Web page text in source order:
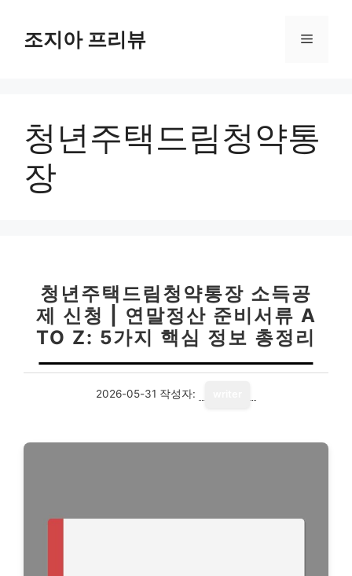
조지아 프리뷰 메
청년주택드림청약통
장
청년주택드림청약통장 소득공
제 신청 | 연말정산 준비서류 A
TO Z: 5가지 핵심 정보 총정리
2026-05-31 작성자: